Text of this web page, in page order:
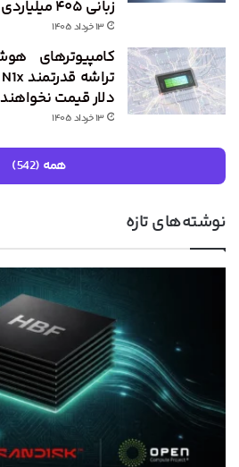
زبانی ۴۰۵ میلیاردی
۱۳ خرداد ۱۴۰۵
کامپیوترهای
دلار قیمت
۱۳ خرداد ۱۴۰۵
همه (542)
نوشته‌های تازه